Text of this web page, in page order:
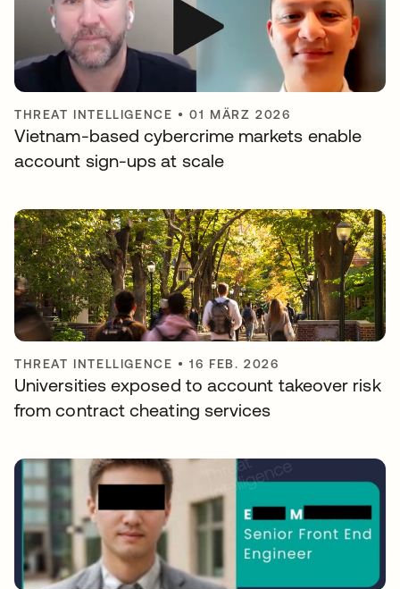
THREAT INTELLIGENCE •01 MÄRZ 2026
Vietnam-based cybercrime markets enable
account sign-ups at scale
THREAT INTELLIGENCE •16 FEB. 2026
Universities exposed to account takeover risk
from contract cheating services